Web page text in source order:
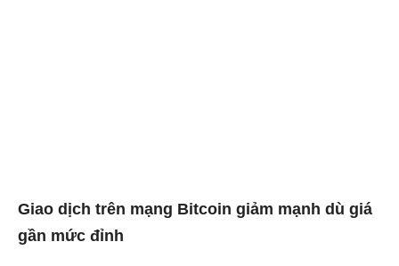
Giao dịch trên mạng Bitcoin giảm mạnh dù giá
gần mức đỉnh